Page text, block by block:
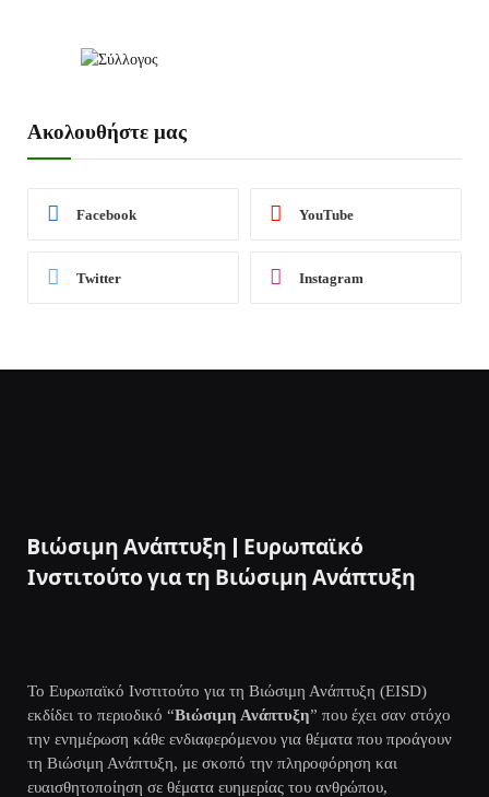
Ακολουθήστε μας
Facebook YouTube
Twitter Instagram
Bιώσιμη Ανάπτυξη | Ευρωπαϊκό
Ινστιτούτο για τη Βιώσιμη Ανάπτυξη
Το Ευρωπαϊκό Ινστιτούτο για τη Βιώσιμη Ανάπτυξη (EISD)
εκδίδει το περιοδικό “Βιώσιμη Ανάπτυξη” που έχει σαν στόχο
την ενημέρωση κάθε ενδιαφερόμενου για θέματα που προάγουν
τη Βιώσιμη Ανάπτυξη, με σκοπό την πληροφόρηση και
ευαισθητοποίηση σε θέματα ευημερίας του ανθρώπου,